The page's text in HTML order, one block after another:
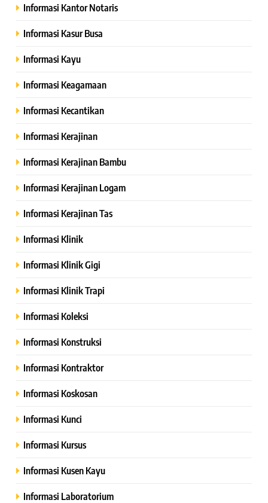
Informasi Kantor Notaris
Informasi Kasur Busa
Informasi Kayu
Informasi Keagamaan
Informasi Kecantikan
Informasi Kerajinan
Informasi Kerajinan Bambu
Informasi Kerajinan Logam
Informasi Kerajinan Tas
Informasi Klinik
Informasi Klinik Gigi
Informasi Klinik Trapi
Informasi Koleksi
Informasi Konstruksi
Informasi Kontraktor
Informasi Koskosan
Informasi Kunci
Informasi Kursus
Informasi Kusen Kayu
Informasi Laboratorium